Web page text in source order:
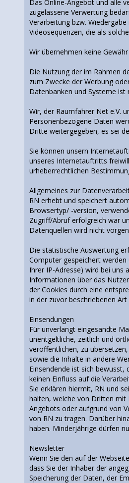
Das Online-Angebot und alle
zugelassene Verwertung
Verarbeitung bzw.
Videosequenzen, die als
Wir übernehmen keine
Die Nutzung der im Rahmen
zum Zwecke der Werbung
Datenbanken und Systeme
Wir, der Raumfahrer Net e.V.
Personenbezogene Daten
Dritte weitergegeben, es sei
Sie können unsern
unseres Internetauftritts
urheberrechtlichen
Allgemeines zur
RN erhebt und speichert
Browsertyp/ -version,
Zugriff/Abruf erfolgreich war
Datenquellen wird nicht
Die statistische Auswertung
Computer gespeichert
Ihrer IP-Adresse) wird bei uns
Informationen über das
der Cookies durch eine
in der zuvor beschriebenen
Einsendungen
Für unverlangt eingesandte
unentgeltliche, zeitlich und
veröffentlichen, zu
sowie die Inhalte in andere
Einsendende ist sich
keinen Einfluss auf die
Sie erklären hiermit, RN und
halten, welche von Dritten mit
Angebots oder aufgrund von
von RN zu tragen. Darüber
haben. Minderjährige dürfen
Newsletter
Wenn Sie den auf der
dass Sie der Inhaber der
Speicherung der Daten, der